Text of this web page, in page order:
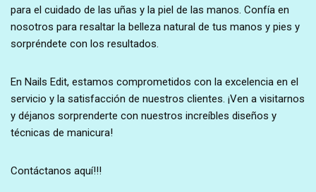
para el cuidado de las uñas y la piel de las manos. Confía en
nosotros para resaltar la belleza natural de tus manos y pies y
sorpréndete con los resultados.
En Nails Edit, estamos comprometidos con la excelencia en el
servicio y la satisfacción de nuestros clientes. ¡Ven a visitarnos
y déjanos sorprenderte con nuestros increíbles diseños y
técnicas de manicura!
Contáctanos aquí!!!